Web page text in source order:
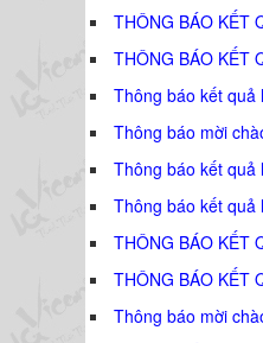
THÔNG BÁO KẾT
THÔNG BÁO KẾT
Thông báo kết
Thông báo mời
Thông báo kết
Thông báo kết
THÔNG BÁO KẾT
THÔNG BÁO KẾT
Thông báo mời